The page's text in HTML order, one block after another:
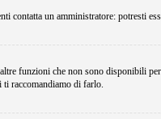
un amministratore: potresti
funzioni che non sono disponibili
ti raccomandiamo di farlo.